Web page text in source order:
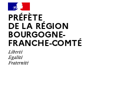
PRÉFÈTE
DE LA RÉGION
BOURGOGNE-
FRANCHE-COMTÉ